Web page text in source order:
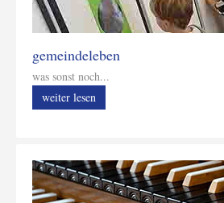
gemeindeleben
was sonst noch...
weiter lesen